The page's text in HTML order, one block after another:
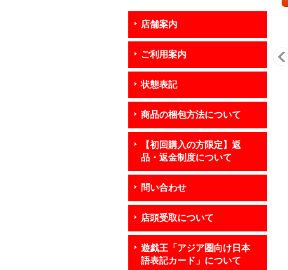
店舗案内
ご利用案内
状態表記
商品の梱包方法について
【初回購入の方限定】返
品・返金制度について
問い合わせ
店頭受取について
遊戯王「アジア圏向け日本
語表記カード」について